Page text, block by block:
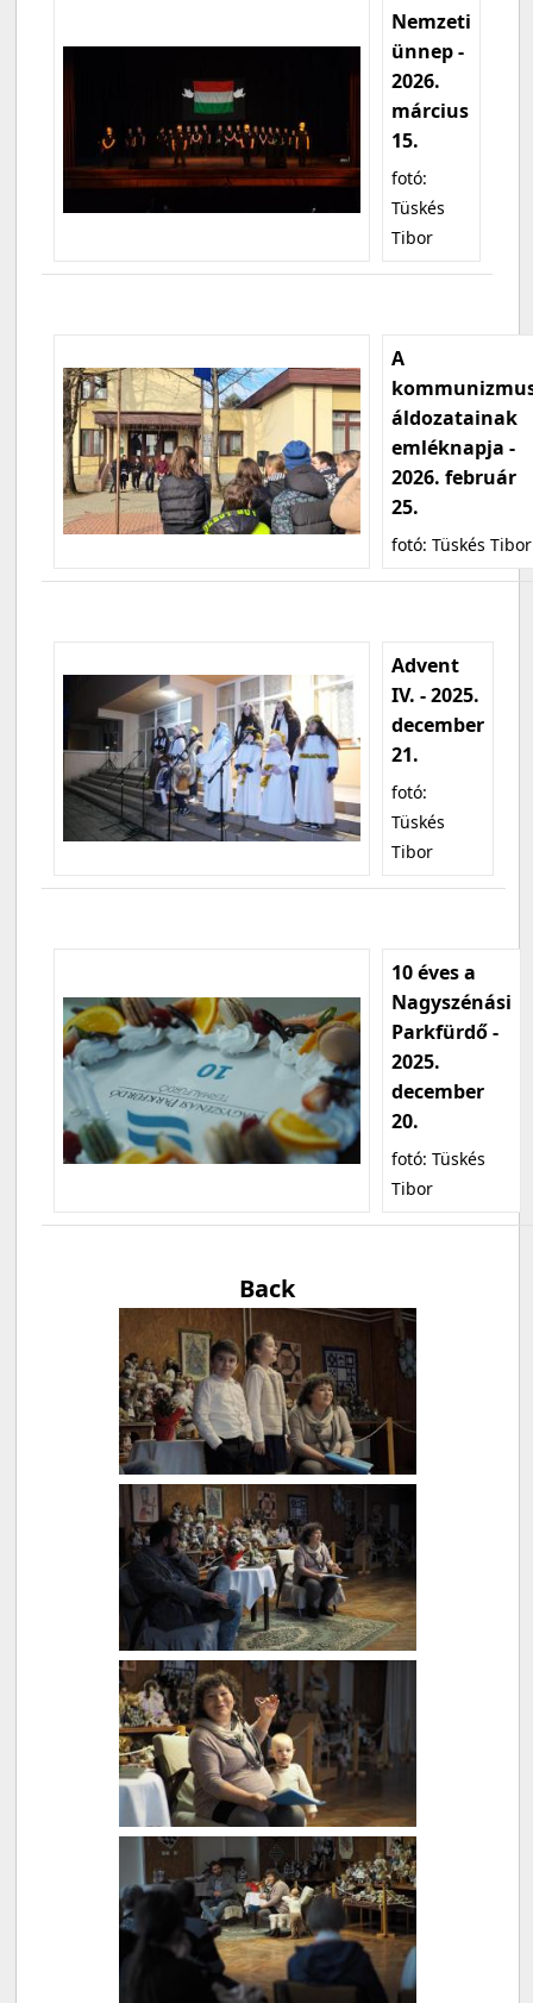
Nemzeti
ünnep -
2026.
március
15.
fotó:
Tüskés
Tibor
A
áldozatainak
emléknapja -
2026. február
25.
fotó: Tüskés Tibor
Advent
IV. - 2025.
december
21.
fotó:
Tüskés
Tibor
10 éves a
Nagyszénási
Parkfürdő -
2025.
december
20.
fotó: Tüskés
Tibor
Back